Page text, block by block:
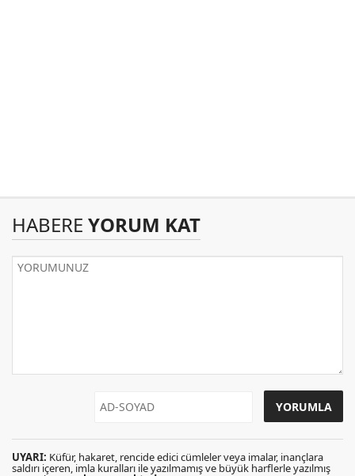
HABERE YORUM KAT
UYARI: Küfür, hakaret, rencide edici cümleler veya imalar, inançlara
saldırı içeren, imla kuralları ile yazılmamış ve büyük harflerle yazılmış